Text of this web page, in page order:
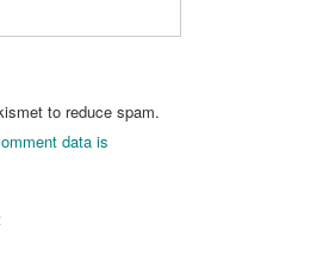
to reduce spam.
data is